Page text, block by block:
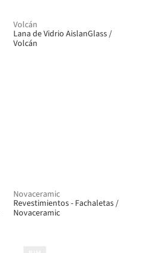
Volcán
Lana de Vidrio AislanGlass /
Volcán
Novaceramic
Revestimientos - Fachaletas /
Novaceramic